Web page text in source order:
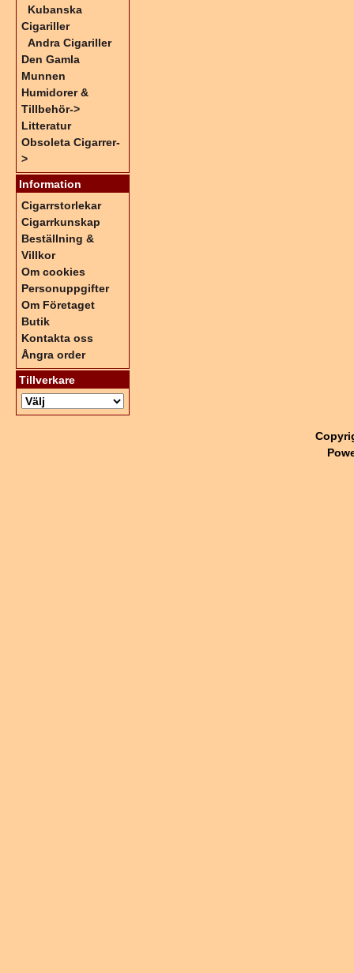
Kubanska
Cigariller
Andra Cigariller
Den Gamla
Munnen
Humidorer &
Tillbehör->
Litteratur
Obsoleta Cigarrer-
>
Information
Cigarrstorlekar
Cigarrkunskap
Beställning &
Villkor
Om cookies
Personuppgifter
Om Företaget
Butik
Kontakta oss
Ångra order
Tillverkare